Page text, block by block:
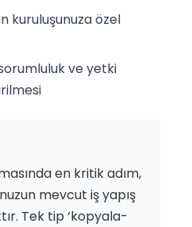
kuruluşunuza özel
ve yetki
en kritik adım,
mevcut iş yapış
Tek tip ‘kopyala-